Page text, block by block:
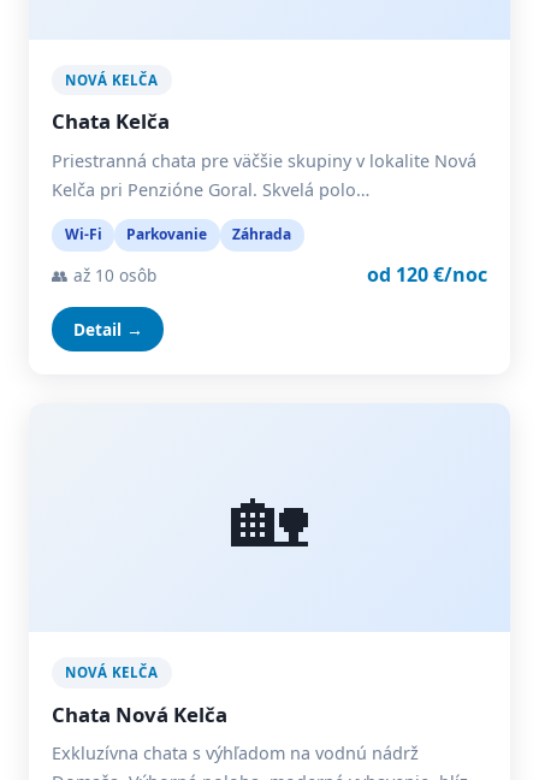
NOVÁ KELČA
Chata Kelča
Priestranná chata pre väčšie skupiny v lokalite Nová
Kelča pri Penzióne Goral. Skvelá polo…
Wi-Fi Parkovanie Záhrada
👥 až 10 osôb od 120 €/noc
Detail →
🏡
NOVÁ KELČA
Chata Nová Kelča
Exkluzívna chata s výhľadom na vodnú nádrž